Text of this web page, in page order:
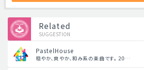
Related
SUGGESTION
PastelHouse
穏やか、爽やか、和み系の楽曲です。 20…